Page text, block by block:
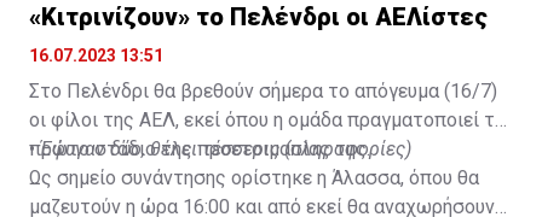
«Κιτρινίζουν» το Πελένδρι οι ΑΕΛίστες
16.07.2023 13:51
Στο Πελένδρι θα βρεθούν σήμερα το απόγευμα (16/7)
οι φίλοι της ΑΕΛ, εκεί όπου η ομάδα πραγματοποιεί το
πρώτο στάδιο της προετοιμασίας της.
•Έφυγαν δύο, θέλει τέσσερις (πληροφορίες)
Ως σημείο συνάντησης ορίστηκε η Άλασσα, όπου θα
μαζευτούν η ώρα 16:00 και από εκεί θα αναχωρήσουν